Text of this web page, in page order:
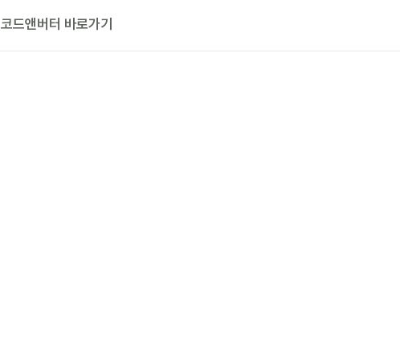
코드앤버터 바로가기